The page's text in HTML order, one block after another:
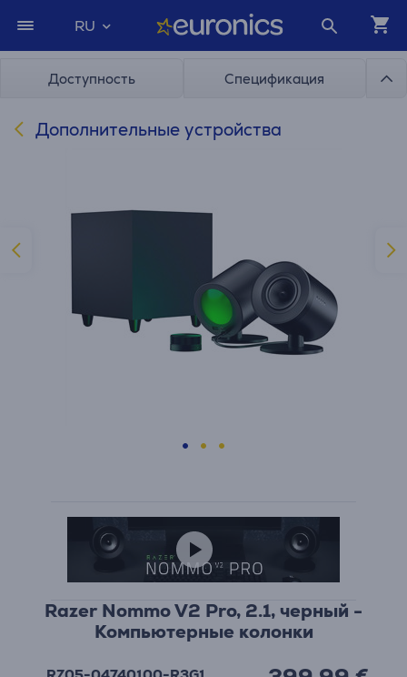
RU
Доступность Спецификация
Дополнительные устройства
Razer Nommo V2 Pro, 2.1, черный -
Компьютерные колонки